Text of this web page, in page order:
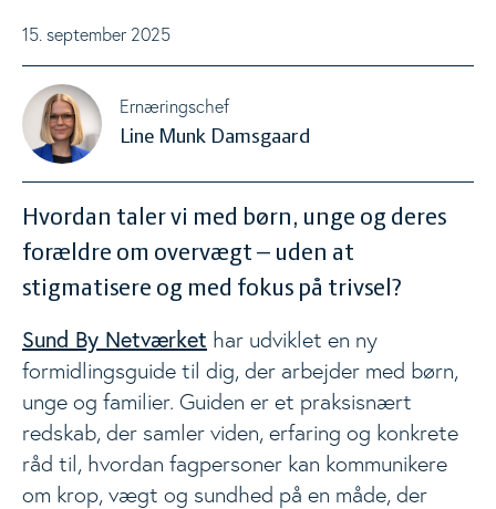
15. september 2025
Ernæringschef
Line Munk Damsgaard
Hvordan taler vi med børn, unge og deres
forældre om overvægt – uden at
stigmatisere og med fokus på trivsel?
Sund By Netværket har udviklet en ny
formidlingsguide til dig, der arbejder med børn,
unge og familier. Guiden er et praksisnært
redskab, der samler viden, erfaring og konkrete
råd til, hvordan fagpersoner kan kommunikere
om krop, vægt og sundhed på en måde, der